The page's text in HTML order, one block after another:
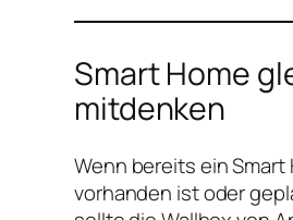
Smart Home
mitdenken
Wenn bereits ein Smart
vorhanden ist oder